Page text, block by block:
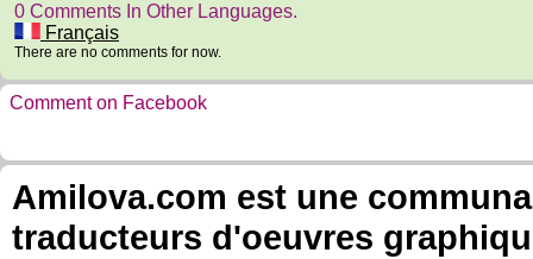
0 Comments In Other Languages.
Français
There are no comments for now.
Comment on Facebook
Amilova.com est une
traducteurs d'oeuvres